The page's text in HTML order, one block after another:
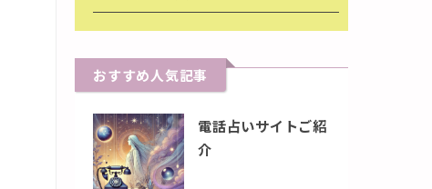
おすすめ人気記事
電話占いサイトご紹
介